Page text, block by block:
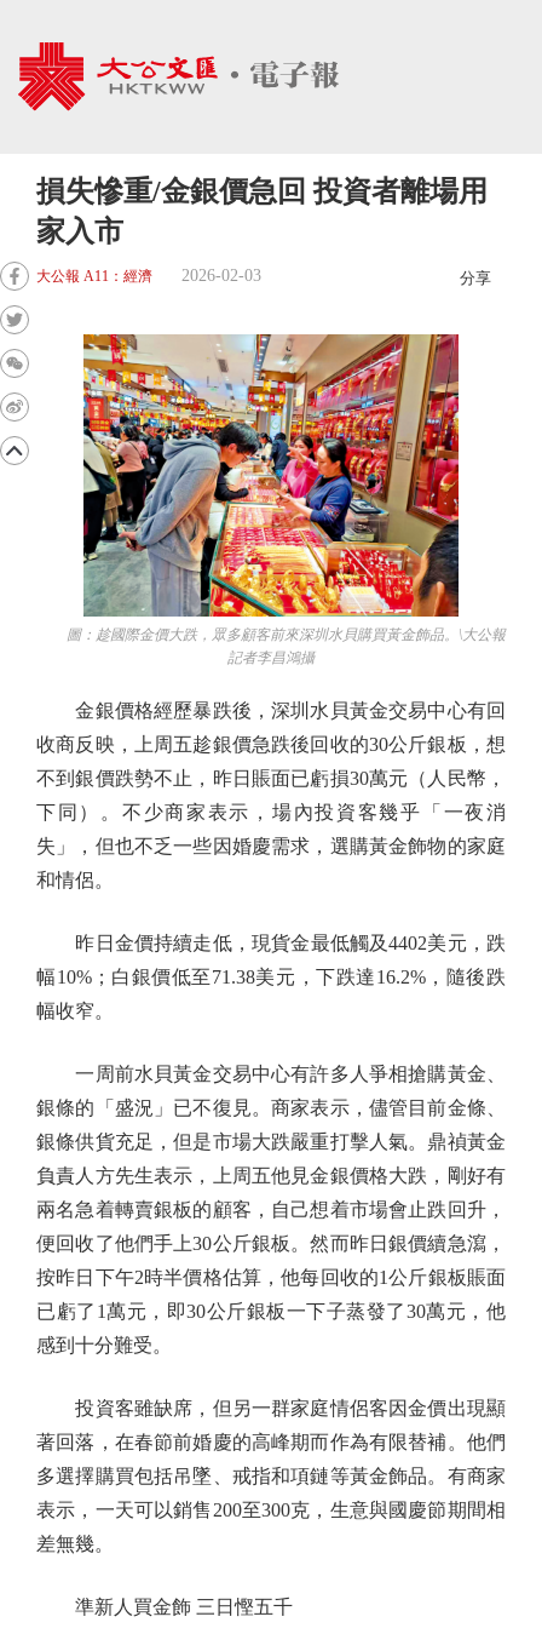
損失慘重/金銀價急回 投資者離場用
家入市
大公報 A11：經濟 2026-02-03 分享
圖：趁國際金價大跌，眾多顧客前來深圳水貝購買黃金飾品。\大公報
記者李昌鴻攝
金銀價格經歷暴跌後，深圳水貝黃金交易中心有回
收商反映，上周五趁銀價急跌後回收的30公斤銀板，想
不到銀價跌勢不止，昨日賬面已虧損30萬元（人民幣，
下同）。不少商家表示，場內投資客幾乎「一夜消
失」，但也不乏一些因婚慶需求，選購黃金飾物的家庭
和情侶。
昨日金價持續走低，現貨金最低觸及4402美元，跌
幅10%；白銀價低至71.38美元，下跌達16.2%，隨後跌
幅收窄。
一周前水貝黃金交易中心有許多人爭相搶購黃金、
銀條的「盛況」已不復見。商家表示，儘管目前金條、
銀條供貨充足，但是市場大跌嚴重打擊人氣。鼎禎黃金
負責人方先生表示，上周五他見金銀價格大跌，剛好有
兩名急着轉賣銀板的顧客，自己想着市場會止跌回升，
便回收了他們手上30公斤銀板。然而昨日銀價續急瀉，
按昨日下午2時半價格估算，他每回收的1公斤銀板賬面
已虧了1萬元，即30公斤銀板一下子蒸發了30萬元，他
感到十分難受。
投資客雖缺席，但另一群家庭情侶客因金價出現顯
著回落，在春節前婚慶的高峰期而作為有限替補。他們
多選擇購買包括吊墜、戒指和項鏈等黃金飾品。有商家
表示，一天可以銷售200至300克，生意與國慶節期間相
差無幾。
準新人買金飾 三日慳五千